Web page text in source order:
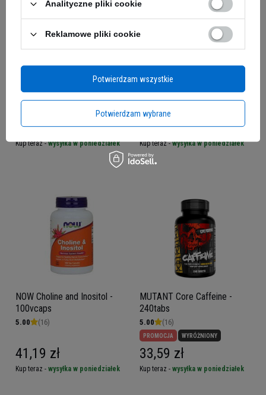
NOW Vitamin E-400 MT -
60,89 zł
Kup teraz -wysyłka w poniedziałek
NOW Super Primrose -
120softgels. - Olej z
Wiesiołka Dwuletniego
97,49 zł
Kup teraz -wysyłka w poniedziałek
NOW Choline and Inositol -
100vcaps
5.00 (16)
41,19 zł
Kup teraz - wysyłka w poniedziałek
MUTANT Core Caffeine -
240tabs
5.00 (16)
PROMOCJA WYRÓŻNIONY
33,59 zł
Kup teraz - wysyłka w poniedziałek
Analityczne pliki cookie
Reklamowe pliki cookie
Potwierdzam wybrane
Potwierdzam wszystkie